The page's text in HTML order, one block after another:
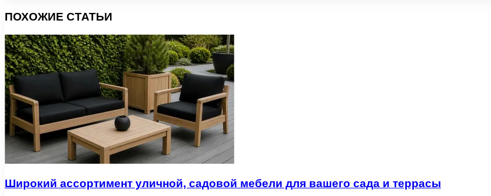
ПОХОЖИЕ СТАТЬИ
Широкий ассортимент уличной, садовой мебели для вашего сада и террасы